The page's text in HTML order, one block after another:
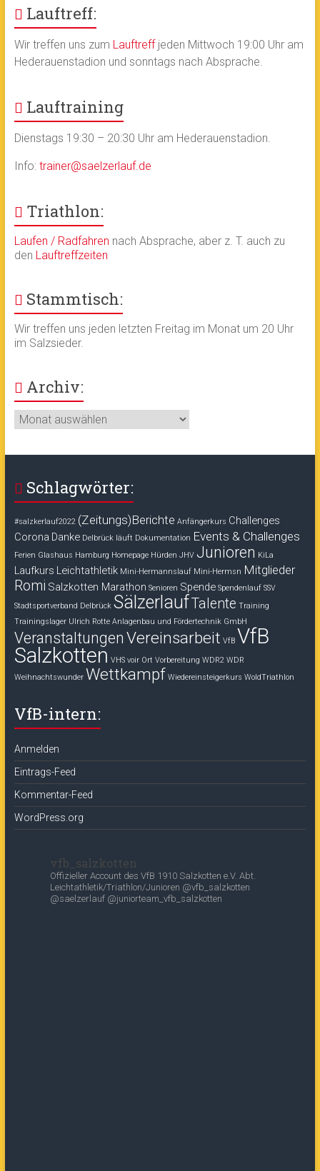
Lauftreff:
Wir treffen uns zum Lauftreffjeden Mittwoch 19:00 Uhr am
Hederauenstadion und sonntags nach Absprache.
Lauftraining
Dienstags 19:30 – 20:30 Uhr am Hederauenstadion.
Info: trainer@saelzerlauf.de
Triathlon:
Laufen / Radfahren nach Absprache, aber z. T. auch zu
den Lauftreffzeiten
Stammtisch:
Wir treffen uns jeden letzten Freitag im Monat um 20 Uhr
im Salzsieder.
Archiv:
Archiv:
Schlagwörter:
#salzkerlauf2022 (Zeitungs)Berichte Anfängerkurs Challenges
Corona Danke Delbrück läuft Dokumentation Events & Challenges
Ferien Glashaus Hamburg Homepage Hürden JHV Junioren KiLa
Laufkurs Leichtathletik Mini-Hermannslauf Mini-Hermsn Mitglieder
Romi Salzkotten Marathon Senioren Spende Spendenlauf SSV
Stadtsportverband Delbrück SälzerlaufTalente Training
Trainingslager Ulrich Rotte Anlagenbau und Fördertechnik GmbH
Veranstaltungen Vereinsarbeit VfB VfB
Salzkotten VHS voir Ort Vorbereitung WDR2 WDR
Weihnachtswunder Wettkampf Wiedereinsteigerkurs WoldTriathlon
VfB-intern:
Anmelden
Eintrags-Feed
Kommentar-Feed
WordPress.org
vfb_salzkotten
Offizieller Account des VfB 1910 Salzkotten e.V. Abt.
Leichtathletik/Triathlon/Junioren @vfb_salzkotten
@saelzerlauf @juniorteam_vfb_salzkotten